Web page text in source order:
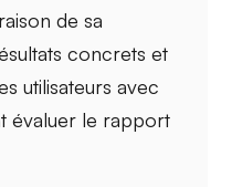
de sa
concrets et
utilisateurs avec
évaluer le rapport